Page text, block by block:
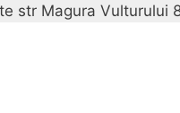
str Magura Vulturului